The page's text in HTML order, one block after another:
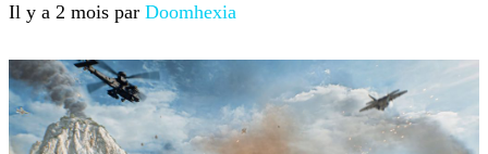
Il y a 2 mois par Doomhexia